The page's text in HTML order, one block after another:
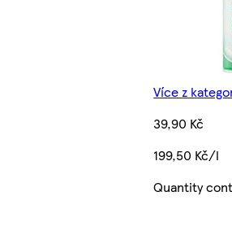
Více z
39,90 Kč
199,50 Kč/l
Quantity